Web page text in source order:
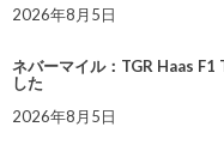
2026年8月5日
ネバーマイル：TGR Haas F1
した
2026年8月5日